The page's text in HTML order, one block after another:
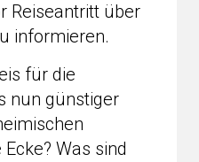
Reiseantritt über
informieren.
für die
nun günstiger
Was sind